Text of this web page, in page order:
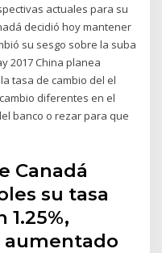
actuales para su
decidió hoy mantener
su sesgo sobre la suba
2017 China planea
tasa de cambio del el
diferentes en el
banco o rezar para que
Canadá
su tasa
aumentado